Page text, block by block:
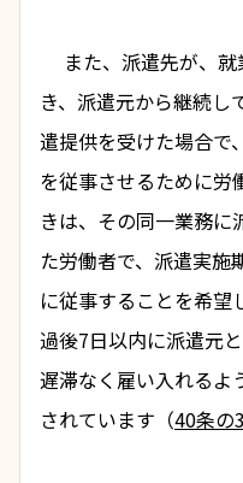
また、派遣先が、就
き、派遣元から継続し
遣提供を受けた場合で
を従事させるために労
きは、その同一業務に
た労働者で、派遣実施
に従事することを希望
過後7日以内に派遣元
遅滞なく雇い入れるよ
されています（40条の3